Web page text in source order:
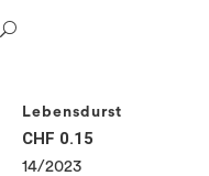
Lebensdurst
CHF 0.15
14/2023